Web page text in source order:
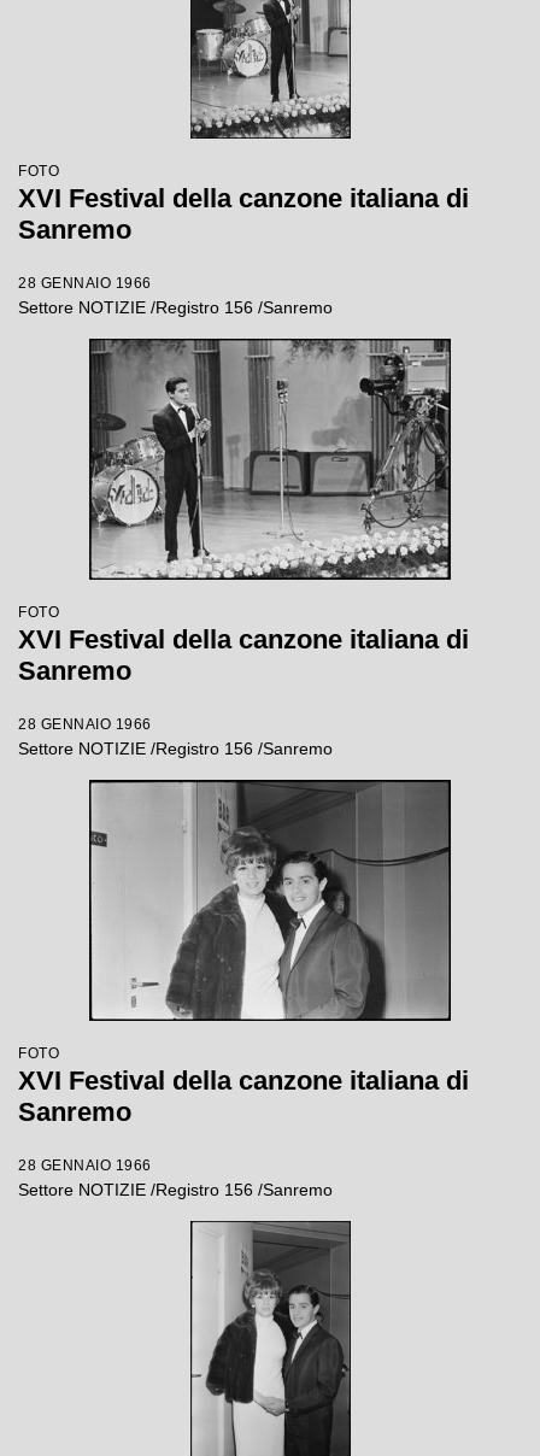
FOTO
XVI Festival della canzone italiana di
Sanremo
28 GENNAIO 1966
Settore NOTIZIE /Registro 156 /Sanremo
FOTO
XVI Festival della canzone italiana di
Sanremo
28 GENNAIO 1966
Settore NOTIZIE /Registro 156 /Sanremo
FOTO
XVI Festival della canzone italiana di
Sanremo
28 GENNAIO 1966
Settore NOTIZIE /Registro 156 /Sanremo